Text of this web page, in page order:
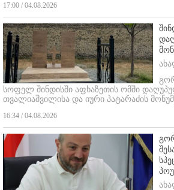
17:00 / 04.08.2026
სოფელ შინდისში აფხაზეთის ომში
თვალიაშვილისა და იური პატარაძის
16:34 / 04.08.2026